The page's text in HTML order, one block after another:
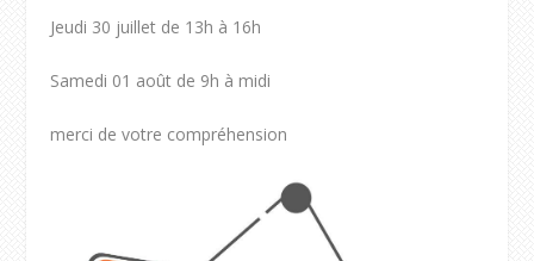
Jeudi 30 juillet de 13h à 16h
Samedi 01 août de 9h à midi
merci de votre compréhension